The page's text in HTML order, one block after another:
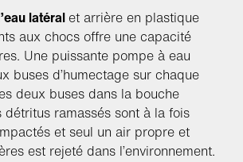
latéralet arrière en plastique
aux chocs offre une capacité
Une puissante pompe à eau
buses d’humectage sur chaque
deux buses dans la bouche
détritus ramassés sont à la fois
et seul un air propre et
est rejeté dans l’environnement.